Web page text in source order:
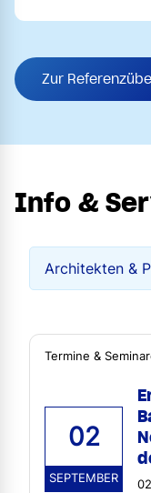
Zur
Info &
Termine &
02
SEPTEMBER